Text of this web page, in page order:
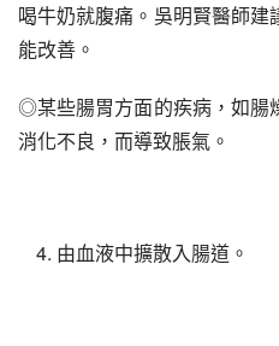
喝牛奶就腹痛。吳明賢醫師
能改善。
◎某些腸胃方面的疾病，如腸
消化不良，而導致脹氣。
由血液中擴散入腸道。